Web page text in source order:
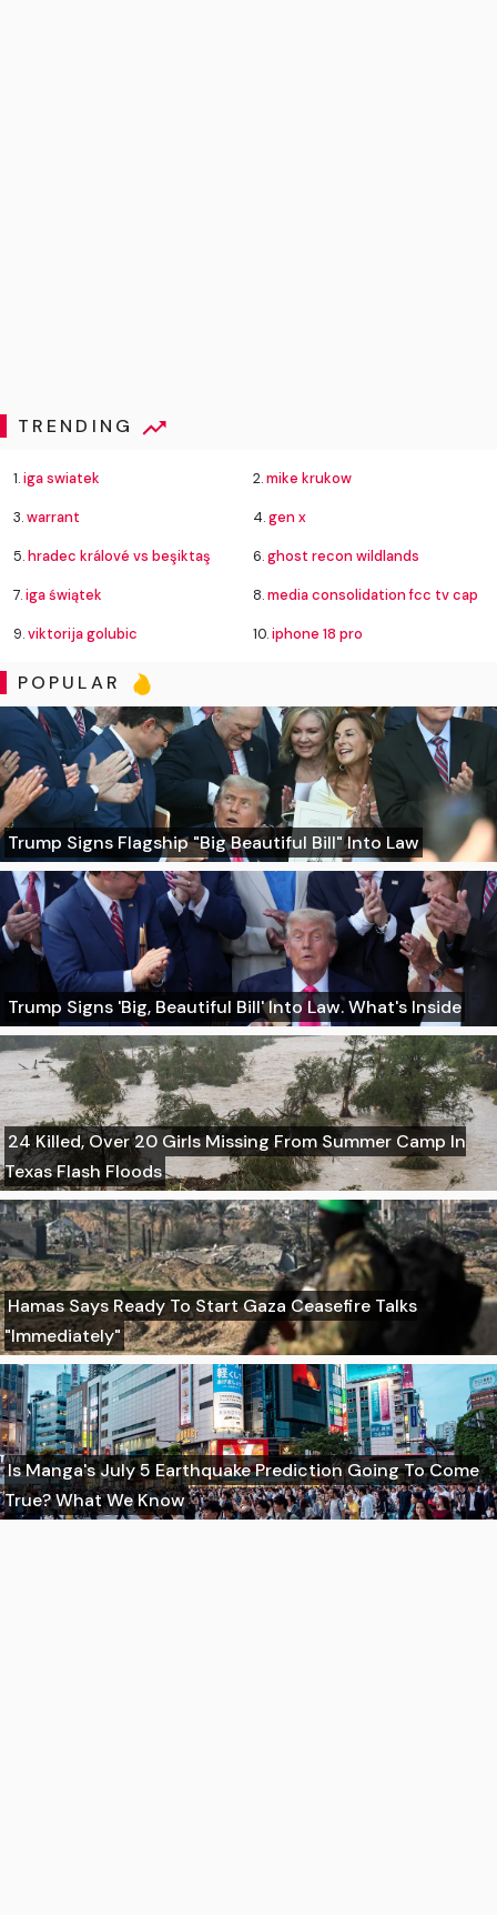
TRENDING
1.iga swiatek 2.mike krukow
3.warrant 4.gen x
5.hradec králové vs beşiktaş 6.ghost recon wildlands
7.iga świątek 8.media consolidation fcc tv cap
9.viktorija golubic 10.iphone 18 pro
POPULAR
Trump Signs Flagship "Big Beautiful Bill" Into Law
Trump Signs 'Big, Beautiful Bill' Into Law. What's Inside
24 Killed, Over 20 Girls Missing From Summer Camp In
Texas Flash Floods
Hamas Says Ready To Start Gaza Ceasefire Talks
"Immediately"
Is Manga's July 5 Earthquake Prediction Going To Come
True? What We Know